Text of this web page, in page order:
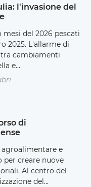
l'invasione del
del 2026 pescati
2025. L'allarme di
cambiamenti
e...
di
e
per creare nuove
Al centro del
del...